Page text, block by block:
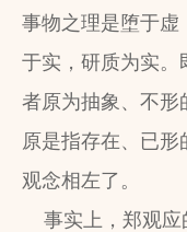
事物之理是堕于虚
于实，研质为实。
者原为抽象、不形
原是指存在、已
观念相左了。
事实上，郑观应